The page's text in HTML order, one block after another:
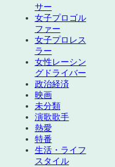
サー
女子プロゴル
ファー
女子プロレス
ラー
女性レーシン
グドライバー
政治経済
映画
未分類
演歌歌手
熱愛
特番
生活・ライフ
スタイル